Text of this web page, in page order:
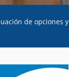
de opciones y